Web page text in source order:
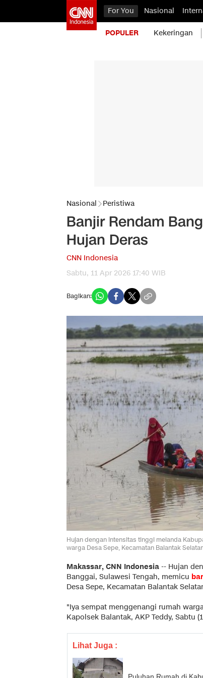
For You Nasional
POPULER Kekeringan
Nasional Peristiwa
Banjir Rendam
Hujan Deras
CNN Indonesia
Sabtu, 11 Apr 2026 17:40 WIB
Bagikan:
Hujan dengan intensitas tinggi melanda
warga Desa Sepe, Kecamatan Balantak
Makassar, CNN Indonesia -- Hujan
Banggai, Sulawesi Tengah, memicu
Desa Sepe, Kecamatan Balantak
"Iya sempat menggenangi rumah
Kapolsek Balantak, AKP Teddy, Sabtu
Lihat Juga :